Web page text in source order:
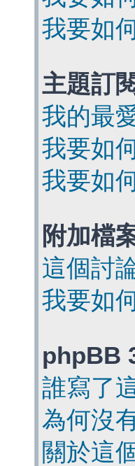
我要如
主題訂
我的最
我要如
我要如
附加檔
這個討
我要如
phpBB
誰寫了
為何沒
關於這